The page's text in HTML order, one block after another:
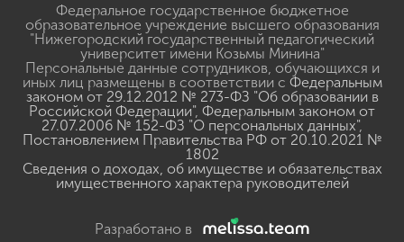
Федеральное государственное бюджетное
образовательное учреждение высшего образования
"Нижегородский государственный педагогический
университет имени Козьмы Минина"
Персональные данные сотрудников, обучающихся и
иных лиц размещены в соответствии с Федеральным
законом от 29.12.2012 № 273-ФЗ "Об образовании в
Российской Федерации", Федеральным законом от
27.07.2006 № 152-ФЗ "О персональных данных",
Постановлением Правительства РФ от 20.10.2021 №
1802
Сведения о доходах, об имуществе и обязательствах
имущественного характера руководителей
Разработано в